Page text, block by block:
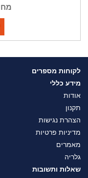
לקוחות מספרים
מידע כללי
אודות
תקנון
הצהרת נגישות
מדיניות פרטיות
מאמרים
גלריה
שאלות ותשובות